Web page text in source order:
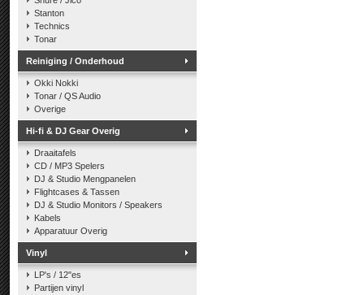
Stanton
Technics
Tonar
Reiniging / Onderhoud
Okki Nokki
Tonar / QS Audio
Overige
Hi-fi & DJ Gear Overig
Draaitafels
CD / MP3 Spelers
DJ & Studio Mengpanelen
Flightcases & Tassen
DJ & Studio Monitors / Speakers
Kabels
Apparatuur Overig
Vinyl
LP's / 12"es
Partijen vinyl